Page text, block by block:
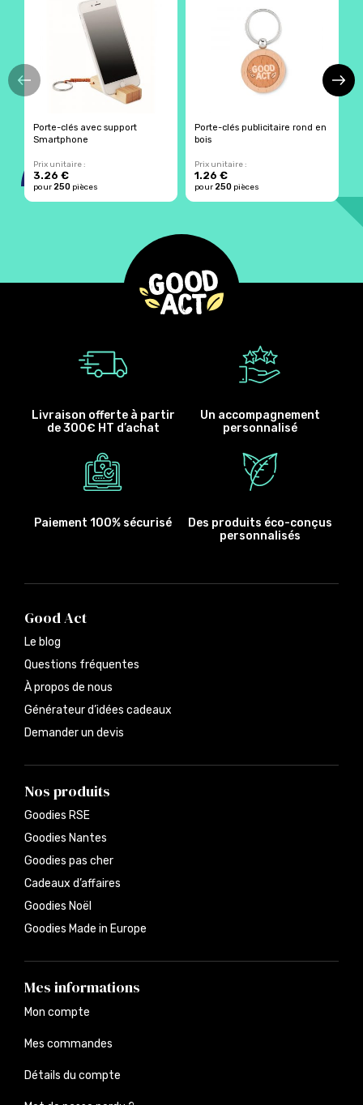
Porte-clés avec support
Smartphone
Prix unitaire :
3.26 €
pour250 pièces
Porte-clés publicitaire rond en
bois
Prix unitaire :
1.26 €
pour250 pièces
Livraison offerte à partir
de 300€ HT d’achat
Un accompagnement
personnalisé
Paiement 100% sécurisé
Des produits éco-conçus
personnalisés
Good Act
Le blog
Questions fréquentes
À propos de nous
Générateur d’idées cadeaux
Demander un devis
Nos produits
Goodies RSE
Goodies Nantes
Goodies pas cher
Cadeaux d’affaires
Goodies Noël
Goodies Made in Europe
Mes informations
Mon compte
Mes commandes
Détails du compte